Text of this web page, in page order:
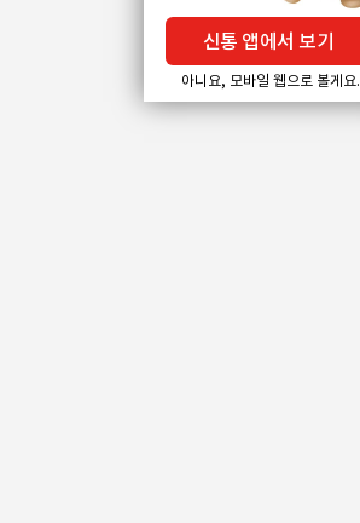
신통 앱에서 보기
아니요, 모바일 웹으로 볼게요.